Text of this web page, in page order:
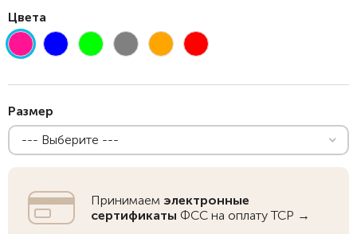
Цвета
Размер
--- Выберите ---
Принимаем электронные
сертификаты ФСС на оплату ТСР →